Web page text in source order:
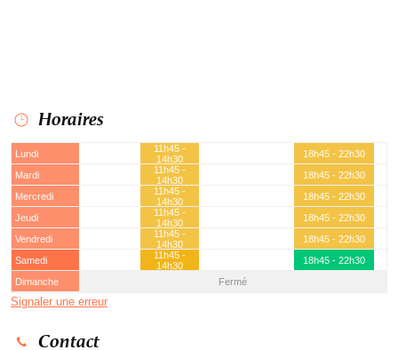
Horaires
Lundi
11h45 -
14h30
18h45 - 22h30
Mardi
11h45 -
14h30
18h45 - 22h30
Mercredi
11h45 -
14h30
18h45 - 22h30
Jeudi
11h45 -
14h30
18h45 - 22h30
Vendredi
11h45 -
14h30
18h45 - 22h30
Samedi
11h45 -
14h30
18h45 - 22h30
Dimanche
Fermé
Signaler une erreur
Contact